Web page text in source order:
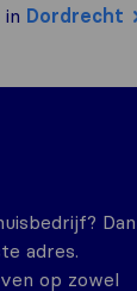
in Dordrecht
Dan
adres.
op zowel